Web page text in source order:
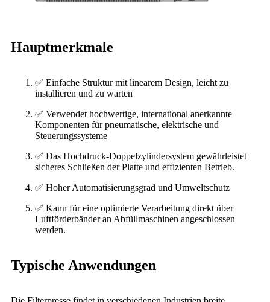
Hauptmerkmale
✅ Einfache Struktur mit linearem Design, leicht zu
installieren und zu warten
✅ Verwendet hochwertige, international anerkannte
Komponenten für pneumatische, elektrische und
Steuerungssysteme
✅ Das Hochdruck-Doppelzylindersystem gewährleistet
sicheres Schließen der Platte und effizienten Betrieb.
✅ Hoher Automatisierungsgrad und Umweltschutz
✅ Kann für eine optimierte Verarbeitung direkt über
Luftförderbänder an Abfüllmaschinen angeschlossen
werden.
Typische Anwendungen